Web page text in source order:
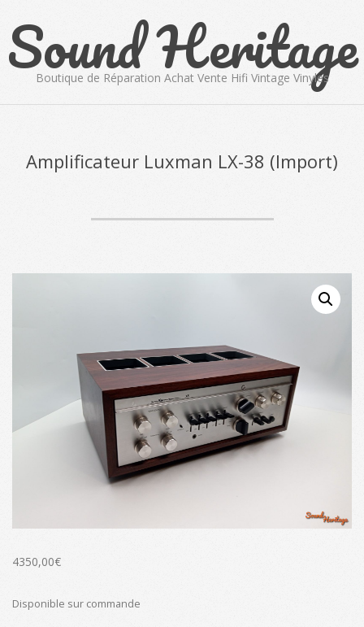
content
Sound Heritage
Boutique de Réparation Achat Vente Hifi Vintage Vinyles
Amplificateur Luxman LX-38 (Import)
4350,00€
Disponible sur commande